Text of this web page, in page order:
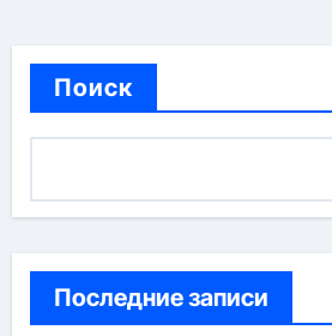
Поиск
Последние записи